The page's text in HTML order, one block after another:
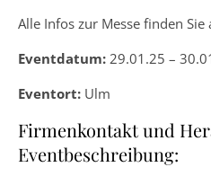
Alle Infos zur Messe finden
Eventdatum: 29.01.25 –
Eventort: Ulm
Firmenkontakt und
Eventbeschreibung: